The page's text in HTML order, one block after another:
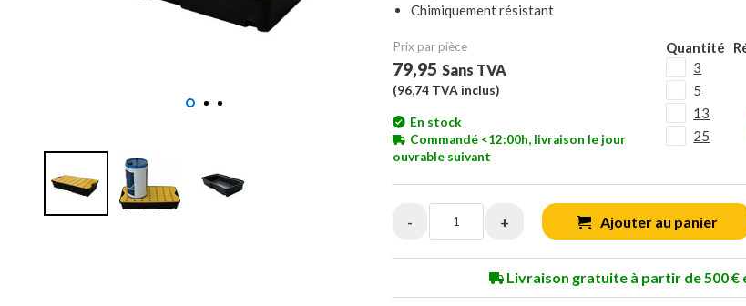
Chimiquement résistant
Prix ​​par pièce
79,95 Sans TVA
(96,74 TVA inclus)
En stock
Commandé <12:00h, livraison le jour
ouvrable suivant
Quantité
3
5
13
25
- + Ajouter au panier
Livraison gratuite à partir de 500 €